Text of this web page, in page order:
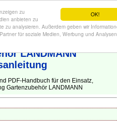
OK!
zu
anbieten zu
zu analysieren. Außerdem geben wir
für soziale Medien, Werbung und Analysen
Sie die deutsche Anleitung!
LANDMANN
PDF-Handbuch für den Einsatz,
Gartenzubehör LANDMANN